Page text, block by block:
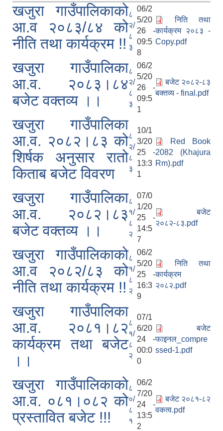
खजुरा गाउँपालिकाको
आ.व २०८३/८४ को
नीति तथा कार्यक्रम !!
८
२/
८
३
06/2
5/20
26 -
09:5
8
निति तथा
कार्यक्रम २०८३ -
Copy.pdf
खजुरा गाउँपालिका
आ.व. २०८३।८४
बजेट वक्तव्य ।।
८
२/
८
३
06/2
5/20
26 -
09:5
1
बजेट २०८२-८३
बक्तव्य - final.pdf
खजुरा गाउँपालिका
आ.व. २०८२।८३ को
शिर्षक अनुसार रातो
किताब बजेट विवरण
८
२/
८
३
10/1
3/20
25 -
13:3
1
Red Book
2082 (Khajura
Rm).pdf
खजुरा गाउँपालिका
आ.व. २०८२।८३
बजेट वक्तव्य ।।
८
१/
८
२
07/0
1/20
25 -
14:5
7
बजेट
२०८२-८३.pdf
खजुरा गाउँपालिकाको
आ.व २०८२/८३ को
नीति तथा कार्यक्रम !!
८
१/
८
२
06/2
5/20
25 -
16:3
9
निति तथा
कार्यक्रम
२०८२.pdf
खजुरा गाउँपालिका
आ.व. २०८१।८२
कार्यक्रम तथा बजेट
।।
८
१/
८
२
07/1
6/20
24 -
00:0
0
बजेट
फाइनल_compre
ssed-1.pdf
खजुरा गाउँपालिकाको
आ.व. ०८१।०८२ को
प्रस्तावित बजेट !!!
८
०/
८
१
06/2
7/20
24 -
13:5
2
बजेट २०८१-८२
वकत्व.pdf